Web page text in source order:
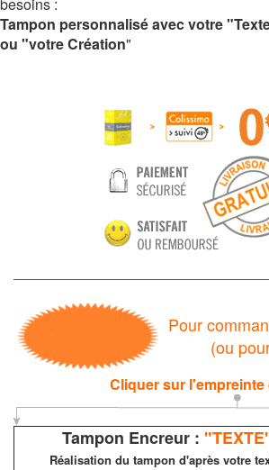
besoins :
Tampon personnaliséavec votre
ou "votre Création"
Pour
(ou
Cliquer sur
Tampon Encreur :
Réalisation du tampon d'après votre